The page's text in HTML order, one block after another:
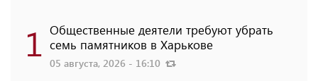
1 Общественные деятели требуют убрать
семь памятников в Харькове
05 августа, 2026 - 16:10